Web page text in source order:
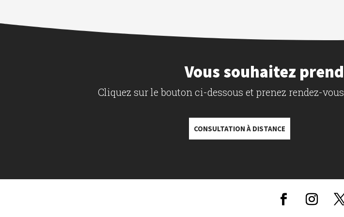
Vous souhaitez
Cliquez sur le bouton ci-dessous et prenez rendez-
CONSULTATION À DISTANCE